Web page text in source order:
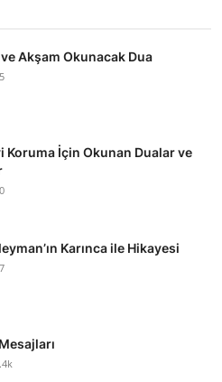
Akşam Okunacak Dua
Koruma İçin Okunan Dualar ve
Karınca ile Hikayesi